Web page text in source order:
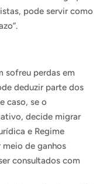
pode servir como
sofreu perdas em
deduzir parte dos
caso, se o
decide migrar
e Regime
de ganhos
consultados com